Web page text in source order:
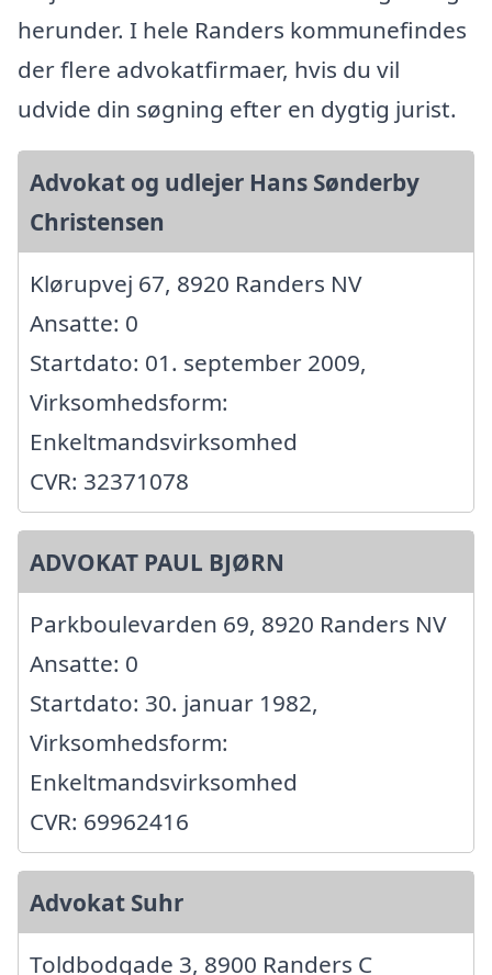
herunder. I hele Randers kommunefindes
der flere advokatfirmaer, hvis du vil
udvide din søgning efter en dygtig jurist.
Advokat og udlejer Hans Sønderby
Christensen
Klørupvej 67, 8920 Randers NV
Ansatte: 0
Startdato: 01. september 2009,
Virksomhedsform:
Enkeltmandsvirksomhed
CVR: 32371078
ADVOKAT PAUL BJØRN
Parkboulevarden 69, 8920 Randers NV
Ansatte: 0
Startdato: 30. januar 1982,
Virksomhedsform:
Enkeltmandsvirksomhed
CVR: 69962416
Advokat Suhr
Toldbodgade 3, 8900 Randers C